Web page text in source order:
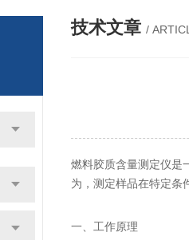
技术文章 /
燃料胶质含量测定仪是
为，测定样品在特定条
一、工作原理